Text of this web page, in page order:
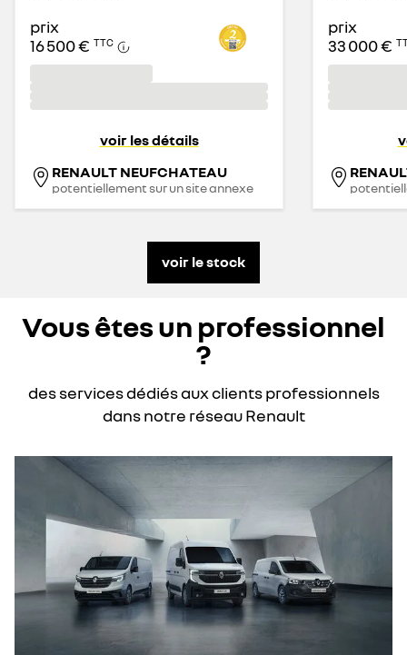
prix
16 500 € TTC
voir les détails
RENAULT NEUFCHATEAU
potentiellement sur un site annexe
prix
33 000 €
voir le stock
Vous êtes un professionnel
?
des services dédiés aux clients professionnels
dans notre réseau Renault